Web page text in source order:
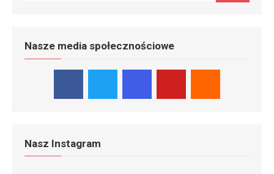
Nasze media społecznościowe
Nasz Instagram